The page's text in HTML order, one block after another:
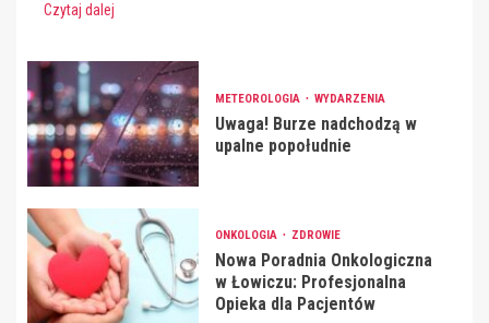
Czytaj dalej
METEOROLOGIA WYDARZENIA
Uwaga! Burze nadchodzą w
upalne popołudnie
ONKOLOGIA ZDROWIE
Nowa Poradnia Onkologiczna
w Łowiczu: Profesjonalna
Opieka dla Pacjentów